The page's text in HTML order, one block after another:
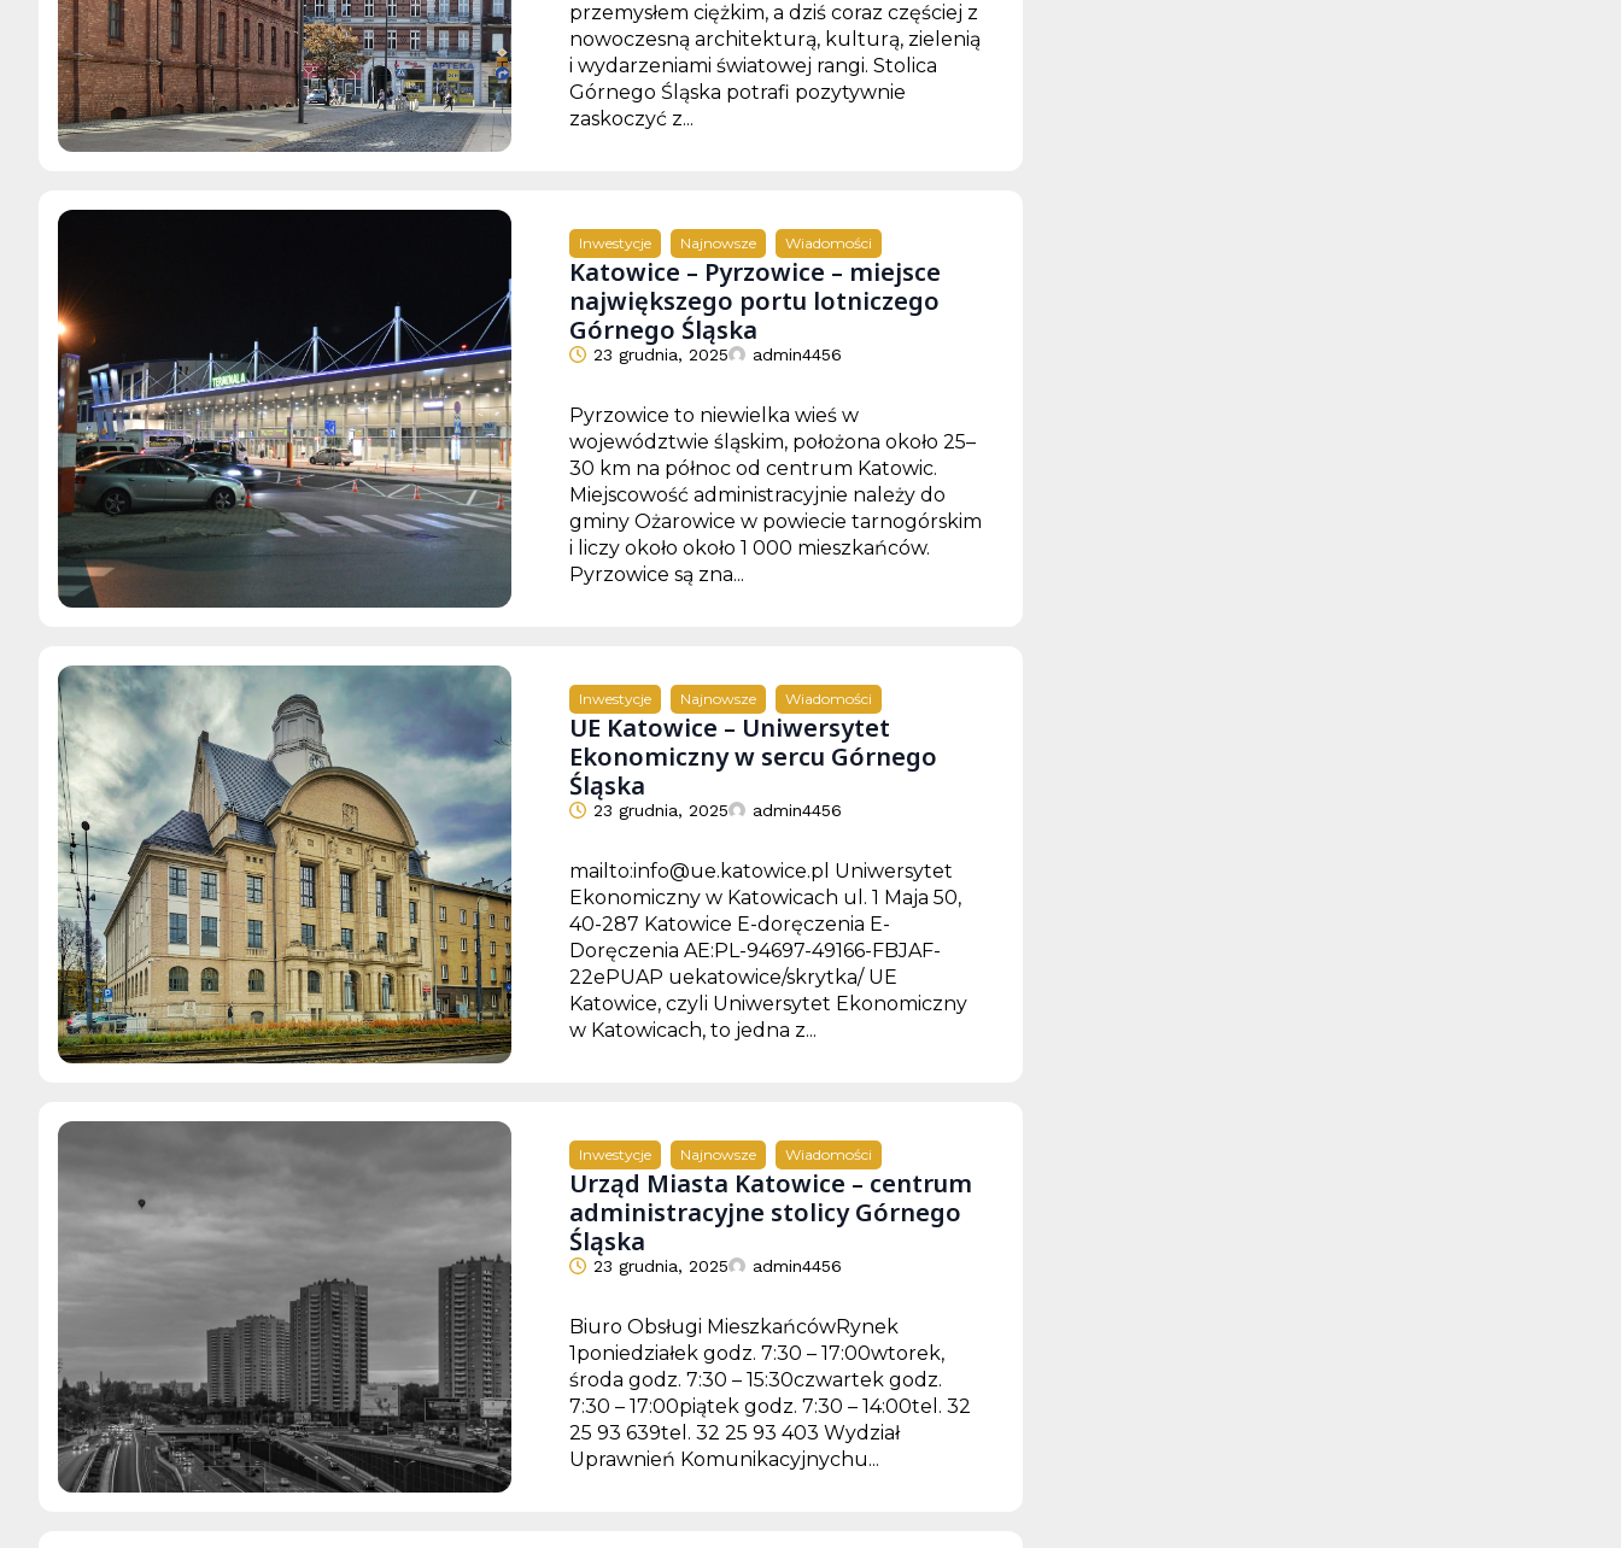
przemysłem ciężkim, a dziś coraz częściej z
nowoczesną architekturą, kulturą, zielenią
i wydarzeniami światowej rangi. Stolica
Górnego Śląska potrafi pozytywnie
zaskoczyć z...
Inwestycje Najnowsze Wiadomości
Katowice – Pyrzowice – miejsce
największego portu lotniczego
Górnego Śląska
23 grudnia, 2025 admin4456
Pyrzowice to niewielka wieś w
województwie śląskim, położona około 25–
30 km na północ od centrum Katowic.
Miejscowość administracyjnie należy do
gminy Ożarowice w powiecie tarnogórskim
i liczy około około 1 000 mieszkańców.
Pyrzowice są zna...
Inwestycje Najnowsze Wiadomości
UE Katowice – Uniwersytet
Ekonomiczny w sercu Górnego
Śląska
23 grudnia, 2025 admin4456
mailto:info@ue.katowice.pl Uniwersytet
Ekonomiczny w Katowicach ul. 1 Maja 50,
40-287 Katowice E-doręczenia E-
Doręczenia AE:PL-94697-49166-FBJAF-
22ePUAP uekatowice/skrytka/ UE
Katowice, czyli Uniwersytet Ekonomiczny
w Katowicach, to jedna z...
Inwestycje Najnowsze Wiadomości
Urząd Miasta Katowice – centrum
administracyjne stolicy Górnego
Śląska
23 grudnia, 2025 admin4456
Biuro Obsługi MieszkańcówRynek
1poniedziałek godz. 7:30 – 17:00wtorek,
środa godz. 7:30 – 15:30czwartek godz.
7:30 – 17:00piątek godz. 7:30 – 14:00tel. 32
25 93 639tel. 32 25 93 403 Wydział
Uprawnień Komunikacyjnychu...